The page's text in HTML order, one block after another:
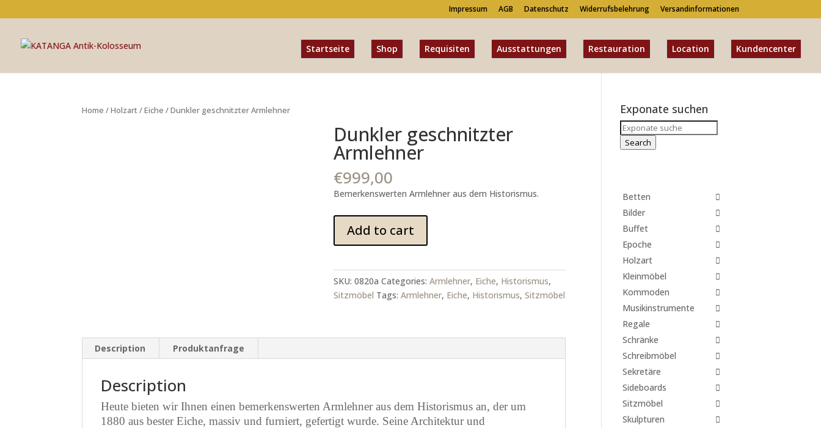
Impressum AGB Datenschutz Widerrufsbelehrung Versandinformationen
Startseite Shop Requisiten Ausstattungen Restauration Location Kundencenter
Home /Holzart/Eiche / Dunkler geschnitzter Armlehner
Dunkler geschnitzter
Armlehner
€999,00
Bemerkenswerten Armlehner aus dem Historismus.
geschnitzter
Armlehner
Add to cart
SKU:0820a Categories:Armlehner, Eiche, Historismus,
Sitzmöbel Tags:Armlehner, Eiche, Historismus,Sitzmöbel
Description Produktanfrage
Description
Heute bieten wir Ihnen einen bemerkenswerten Armlehner aus dem Historismus an, der um
1880 aus bester Eiche, massiv und furniert, gefertigt wurde. Seine Architektur und
Exponate suchen
Search
for:
Search
Betten
Bilder
Buffet
Epoche
Holzart
Kleinmöbel
Kommoden
Musikinstrumente
Regale
Schränke
Schreibmöbel
Sekretäre
Sideboards
Sitzmöbel
Skulpturen